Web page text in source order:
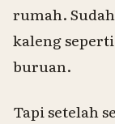
rumah.
kaleng
buruan.
Tapi setelah